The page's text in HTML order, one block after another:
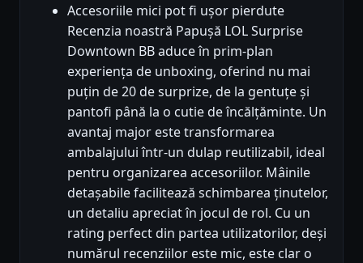
Accesoriile mici pot fi ușor pierdute
Recenzia noastră Papușă LOL Surprise
Downtown BB aduce în prim-plan
experiența de unboxing, oferind nu mai
puțin de 20 de surprize, de la gentuțe și
pantofi până la o cutie de încălțăminte. Un
avantaj major este transformarea
ambalajului într-un dulap reutilizabil, ideal
pentru organizarea accesoriilor. Mâinile
detașabile facilitează schimbarea ținutelor,
un detaliu apreciat în jocul de rol. Cu un
rating perfect din partea utilizatorilor, deși
numărul recenziilor este mic, este clar o